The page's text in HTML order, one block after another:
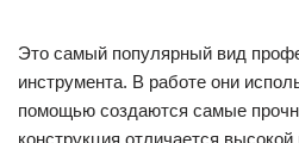
Это самый популярный вид
инструмента. В работе они
помощью создаются самые
конструкция отличается